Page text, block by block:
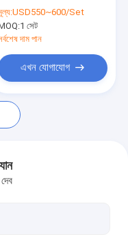
USD550~600/Set
1 সেট
দাম পান
এখন যোগাযোগ